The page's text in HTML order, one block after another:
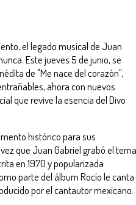
el legado musical de Juan
Este jueves 5 de junio, se
de "Me nace del corazón",
ahora con nuevos
que revive la esencia del Divo
histórico para sus
que Juan Gabriel grabó el tema
en 1970 y popularizada
parte del álbum Rocío le canta
por el cantautor mexicano.